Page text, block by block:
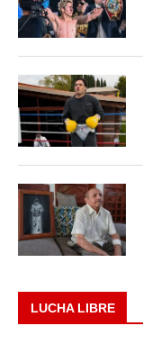
LUCHA LIBRE